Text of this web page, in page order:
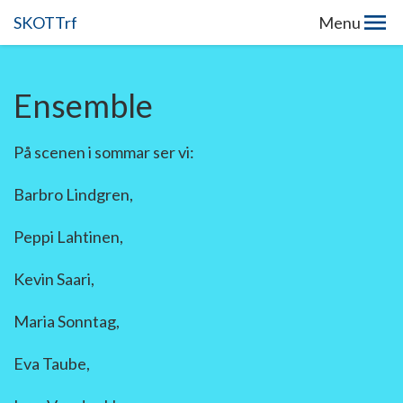
SKOTTrf Menu
Ensemble
På scenen i sommar ser vi:
Barbro Lindgren,
Peppi Lahtinen,
Kevin Saari,
Maria Sonntag,
Eva Taube,